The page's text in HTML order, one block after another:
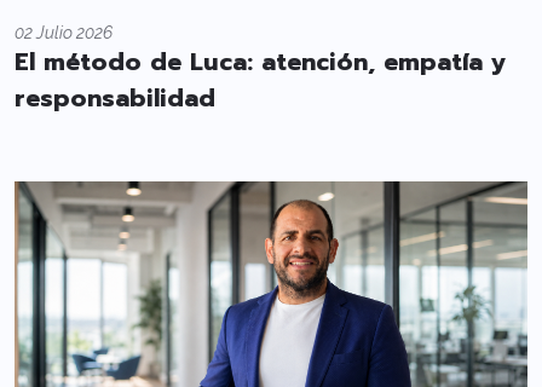
02 Julio 2026
El método de Luca: atención, empatía y
responsabilidad